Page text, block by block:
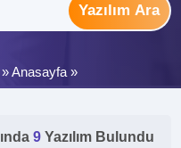
Yazılım Ara
Anasayfa »
9 Yazılım Bulundu